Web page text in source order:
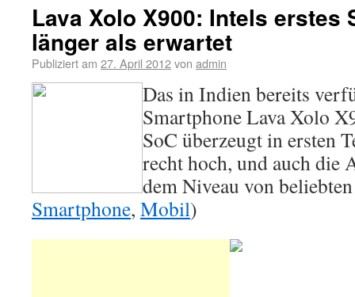
Lava Xolo X900: Intels erstes
länger als erwartet
Publiziert am 27. April 2012von admin
Das in Indien bereits
Smartphone Lava Xolo
SoC überzeugt in ersten
recht hoch, und auch die
dem Niveau von
Smartphone, Mobil)